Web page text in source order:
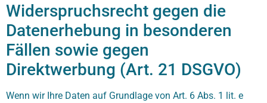
Widerspruchsrecht gegen die
Datenerhebung in besonderen
Fällen sowie gegen
Direktwerbung (Art. 21 DSGVO)
Wenn wir Ihre Daten auf Grundlage von Art. 6 Abs. 1 lit. e